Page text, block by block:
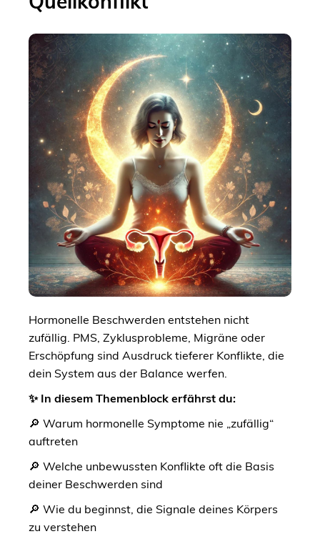
Hormonelle Beschwerden entstehen nicht
zufällig. PMS, Zyklusprobleme, Migräne oder
Erschöpfung sind Ausdruck tieferer Konflikte, die
dein System aus der Balance werfen.
✨ In diesem Themenblock erfährst du:
🔎 Warum hormonelle Symptome nie „zufällig“
auftreten
🔎 Welche unbewussten Konflikte oft die Basis
deiner Beschwerden sind
🔎 Wie du beginnst, die Signale deines Körpers
zu verstehen